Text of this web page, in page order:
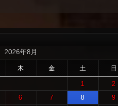
2026年8月
木 金 土 日
1
2
6 7 8
9